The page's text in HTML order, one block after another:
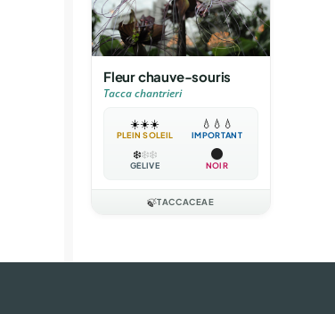
Fleur chauve-souris
Tacca chantrieri
☀️☀️☀️
PLEIN SOLEIL
💧 💧 💧
IMPORTANT
❄️❄️❄️
GÉLIVE NOIR
🍃TACCACEAE